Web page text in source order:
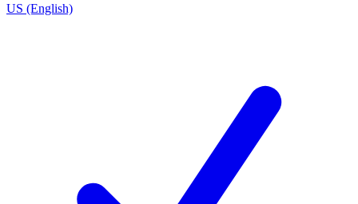
US (English)